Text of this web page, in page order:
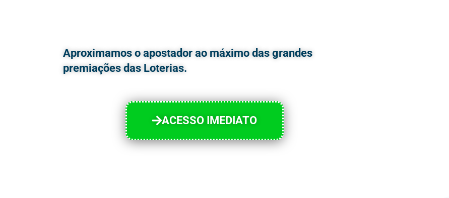
Aproximamos o apostador ao máximo das grandes
premiações das Loterias.
ACESSO IMEDIATO